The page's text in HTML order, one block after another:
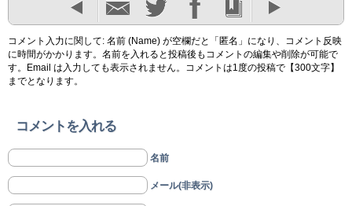
コメント入力に関して: 名前 (Name) が空欄だと「匿名」になり、コメント反映
に時間がかかります。名前を入れると投稿後もコメントの編集や削除が可能で
す。Email は入力しても表示されません。コメントは1度の投稿で【300文字】
までとなります。
コメントを入れる
名前
メール(非表示)